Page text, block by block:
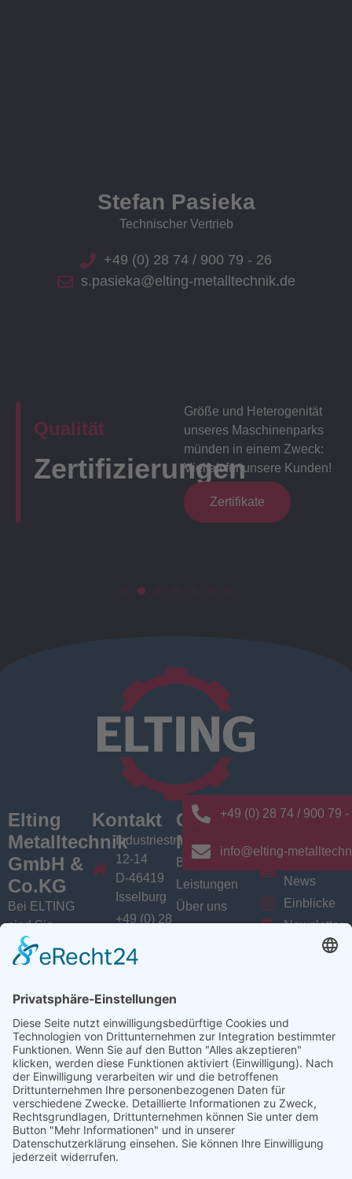
Stefan Pasieka
Technischer Vertrieb
+49 (0) 28 74 / 900 79 - 26
s.pasieka@elting-metalltechnik.de
Qualität
Zertifizierungen
Größe und Heterogenität
unseres Maschinenparks
münden in einem Zweck:
Vielfalt für unsere Kunden!
Zertifikate
Elting
Metalltechnik
GmbH &
Co.KG
Bei ELTING
sind Sie
richtig, wenn
Sie Fachleute
Profilbearbeitung,
Abkanttechnik,
Schweißtechnik
oder
Baugruppenfertigung
suchen.
Ansprechpartner
Kontakt
Industriestrasse
12-14
D-46419
Isselburg
+49 (0) 28
79 - 0
metalltechnik.de
Quick
Menü
Branchen
Leistungen
Über uns
News/
Aktuelles
News
Einblicke
Newsletter
Linkedin
YouTube
+49 (0) 28 74 / 900 79 -
info@elting-